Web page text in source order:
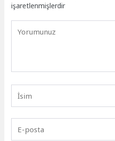
işaretlenmişlerdir